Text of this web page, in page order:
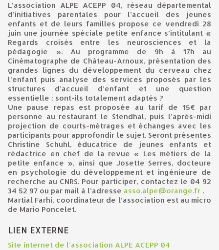
L’association ALPE ACEPP 04, réseau départemental
d’initiatives parentales pour l’accueil des jeunes
enfants et de leurs familles propose ce vendredi 28
juin une journée spéciale petite enfance s’intitulant «
Regards croisés entre les neurosciences et la
pédagogie ». Au programme de 9h à 17h au
Cinématographe de Château-Arnoux, présentation des
grandes lignes du développement du cerveau chez
l’enfant puis analyse des services proposés par les
structures d’accueil d’enfant et une question
essentielle : sont-ils totalement adaptés ?
Une pause repas est proposée au tarif de 15€ par
personne au restaurant le Stendhal, puis l’après-midi
projection de courts-métrages et échanges avec les
participants pour approfondir le sujet. Seront présentes
Christine Schuhl, éducatrice de jeunes enfants et
rédactrice en chef de la revue « Les métiers de la
petite enfance », ainsi que Josette Serres, docteure
en psychologie du développement et ingénieure de
recherche au CNRS. Pour participer, contactez le 04 92
34 52 97 ou par mail à l’adresse asso.alpe@orange.fr .
Martial Farhi, coordinateur de l’association est au micro
de Mario Poncelet.
LIEN EXTERNE
Site internet de l'association ALPE ACEPP 04